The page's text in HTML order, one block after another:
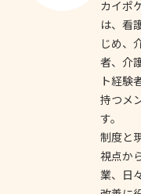
カイポ
は、看
じめ、
者、介
ト経験
持つメ
す。
制度と
視点か
業、日